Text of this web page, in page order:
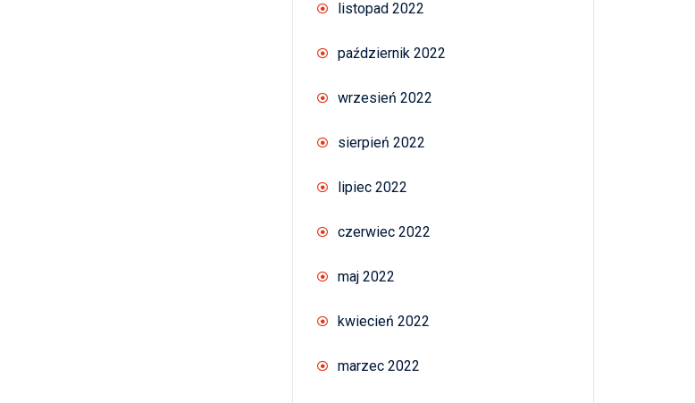
listopad 2022
październik 2022
wrzesień 2022
sierpień 2022
lipiec 2022
czerwiec 2022
maj 2022
kwiecień 2022
marzec 2022